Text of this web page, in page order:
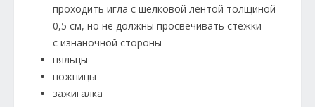
проходить игла с шелковой лентой толщиной
0,5 см, но не должны просвечивать стежки
с изнаночной стороны
пяльцы
ножницы
зажигалка